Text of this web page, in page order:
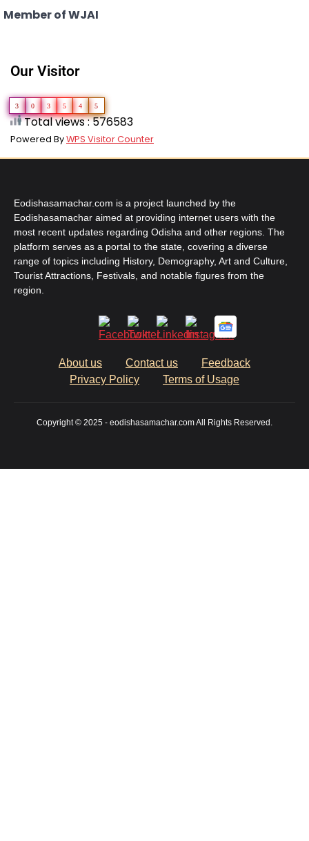
Member of WJAI
Our Visitor
3 0 3 5 4 5
Total views : 576583
Powered ByWPS Visitor Counter
Eodishasamachar.com is a project launched by the
Eodishasamachar aimed at providing internet users with the
most recent updates regarding Odisha and other regions. The
platform serves as a portal to the state, covering a diverse
range of topics including History, Demography, Art and Culture,
Tourist Attractions, Festivals, and notable figures from the
region.
About us Contact us
Feedback
Privacy Policy
Terms of Usage
Copyright © 2025 - eodishasamachar.com All Rights Reserved.